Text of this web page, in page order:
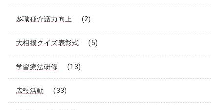
多職種介護力向上 (2)
大相撲クイズ表彰式 (5)
学習療法研修 (13)
広報活動 (33)